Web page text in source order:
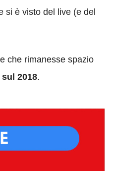
si è visto del live (e del
che rimanesse spazio
2018.